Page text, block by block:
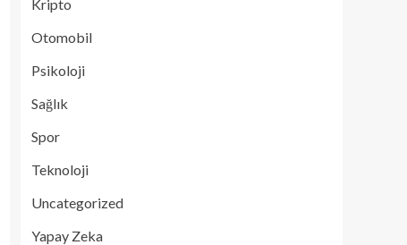
Kripto
Otomobil
Psikoloji
Sağlık
Spor
Teknoloji
Uncategorized
Yapay Zeka